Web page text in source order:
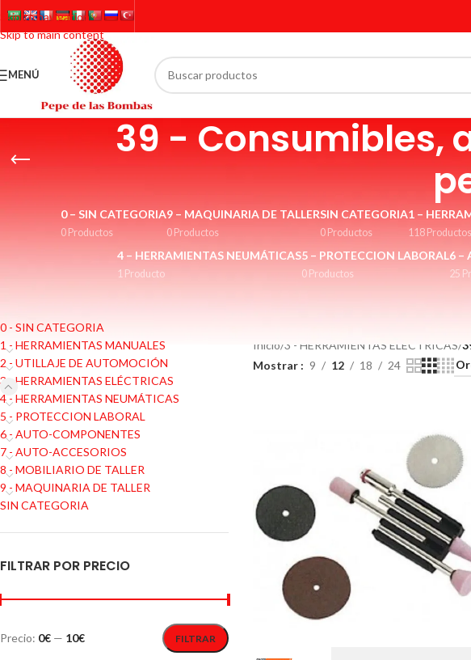
Skip to navigation
Skip to main content
MENÚ
39 - Consumibles,
0 – SIN CATEGORIA
0 Productos
9 – MAQUINARIA DE TALLER
0 Productos
SIN CATEGORIA
0 Productos
1 –
118 Productos
4 – HERRAMIENTAS NEUMÁTICAS
1 Producto
5 – PROTECCION LABORAL
0 Productos
6 –
25
0 - SIN CATEGORIA
1 - HERRAMIENTAS MANUALES
2 - UTILLAJE DE AUTOMOCIÓN
3 - HERRAMIENTAS ELÉCTRICAS
4 - HERRAMIENTAS NEUMÁTICAS
5 - PROTECCION LABORAL
6 - AUTO-COMPONENTES
7 - AUTO-ACCESORIOS
8 - MOBILIARIO DE TALLER
9 - MAQUINARIA DE TALLER
SIN CATEGORIA
FILTRAR POR PRECIO
FILTRAR
Precio: 0€ — 10€
Inicio/3 - HERRAMIENTAS ELÉCTRICAS/
Mostrar
9 12 18 24